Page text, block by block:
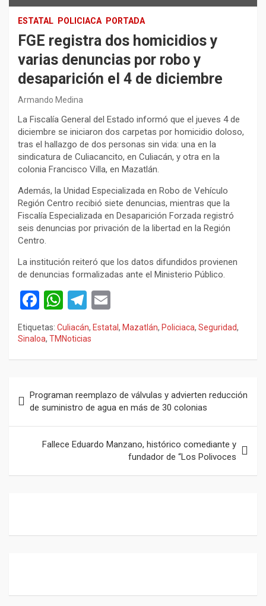
ESTATAL POLICIACA PORTADA
FGE registra dos homicidios y
varias denuncias por robo y
desaparición el 4 de diciembre
Armando Medina
La Fiscalía General del Estado informó que el jueves 4 de
diciembre se iniciaron dos carpetas por homicidio doloso,
tras el hallazgo de dos personas sin vida: una en la
sindicatura de Culiacancito, en Culiacán, y otra en la
colonia Francisco Villa, en Mazatlán.
Además, la Unidad Especializada en Robo de Vehículo
Región Centro recibió siete denuncias, mientras que la
Fiscalía Especializada en Desaparición Forzada registró
seis denuncias por privación de la libertad en la Región
Centro.
La institución reiteró que los datos difundidos provienen
de denuncias formalizadas ante el Ministerio Público.
F
a
ce
b
o
k
W
h
at
s
p
p
T
el
e
gr
m
m
ail
Etiquetas: Culiacán, Estatal , Mazatlán, Policiaca, Seguridad,
Sinaloa, TMNoticias
de
entradas
Programan reemplazo de válvulas y advierten reducción
de suministro de agua en más de 30 colonias
Fallece Eduardo Manzano, histórico comediante y
fundador de “Los Polivoces